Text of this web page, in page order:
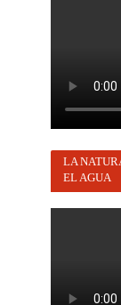
LA
EL AGUA